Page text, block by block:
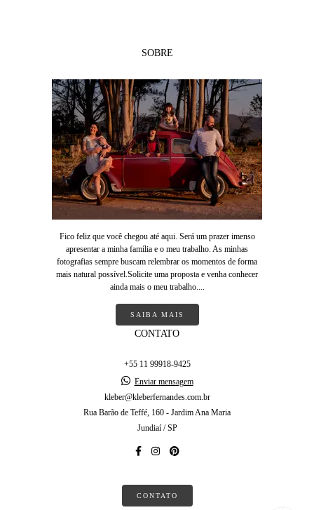
SOBRE
Fico feliz que você chegou até aqui. Será um prazer imenso
apresentar a minha família e o meu trabalho. As minhas
fotografias sempre buscam relembrar os momentos de forma
mais natural possível.Solicite uma proposta e venha conhecer
ainda mais o meu trabalho....
SAIBA MAIS
CONTATO
+55 11 99918-9425
Enviar mensagem
kleber@kleberfernandes.com.br
Rua Barão de Teffé, 160 - Jardim Ana Maria
Jundiaí / SP
CONTATO